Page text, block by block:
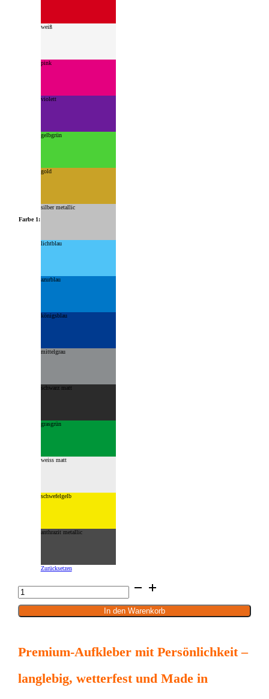
Farbe 1:
weiß
pink
violett
gelbgrün
gold
silber metallic
lichtblau
azurblau
königsblau
mittelgrau
schwarz matt
grasgrün
weiss matt
schwefelgelb
anthrazit metallic
Zurücksetzen
Aufkleber
15
x
cm
In den Warenkorb
Premium-Aufkleber mit Persönlichkeit –
langlebig, wetterfest und Made in